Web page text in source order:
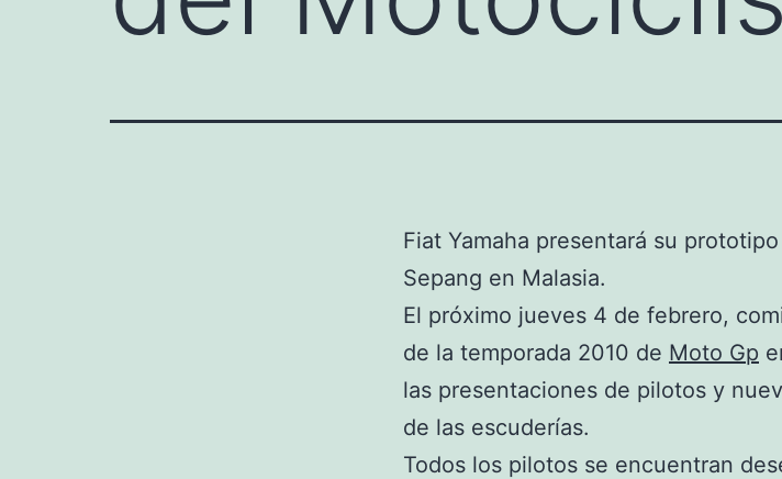
Fiat Yamaha presentará su
Sepang en Malasia.
El próximo jueves 4 de febrero,
de la temporada 2010 de Moto Gp
las presentaciones de pilotos y
de las escuderías.
Todos los pilotos se encuentran